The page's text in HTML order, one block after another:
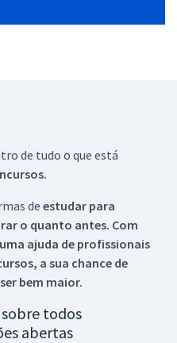
de tudo o que está
de estudar para
o quanto antes. Com
ajuda de profissionais
a sua chance de
bem maior.
todos
abertas